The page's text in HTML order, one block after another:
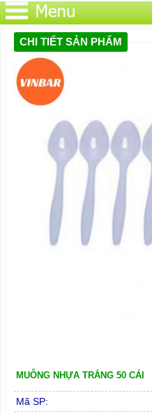
CHI TIẾT SẢN PHẨM
MUỖNG NHỰA TRẮNG 50 CÁI
Mã SP: